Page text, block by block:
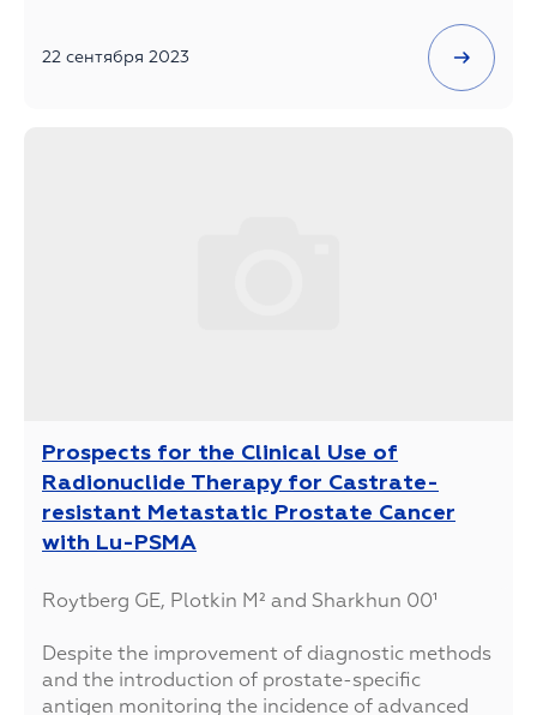
22 сентября 2023
Prospects for the Clinical Use of
Radionuclide Therapy for Castrate-
resistant Metastatic Prostate Cancer
with Lu-PSMA
Roytberg GE, Plotkin M² and Sharkhun 00¹
Despite the improvement of diagnostic methods
and the introduction of prostate-specific
antigen monitoring the incidence of advanced